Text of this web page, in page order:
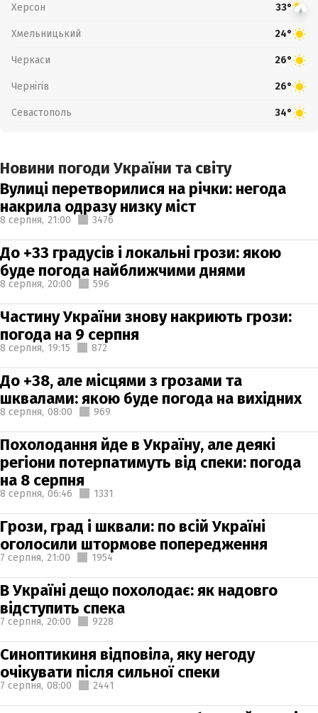
Херсон 33°
Хмельницький 24°
Черкаси 26°
Чернігів 26°
Севастополь 34°
Новини погоди України та світу
Вулиці перетворилися на річки: негода
накрила одразу низку міст
8 серпня, 21:00 3476
До +33 градусів і локальні грози: якою
буде погода найближчими днями
8 серпня, 20:00 596
Частину України знову накриють грози:
погода на 9 серпня
8 серпня, 19:15 872
До +38, але місцями з грозами та
шквалами: якою буде погода на вихідних
8 серпня, 08:00 969
Похолодання йде в Україну, але деякі
регіони потерпатимуть від спеки: погода
на 8 серпня
8 серпня, 06:46 1331
Грози, град і шквали: по всій Україні
оголосили штормове попередження
7 серпня, 21:00 1954
В Україні дещо похолодає: як надовго
відступить спека
7 серпня, 20:00 9228
Синоптикиня відповіла, яку негоду
очікувати після сильної спеки
7 серпня, 08:00 2441